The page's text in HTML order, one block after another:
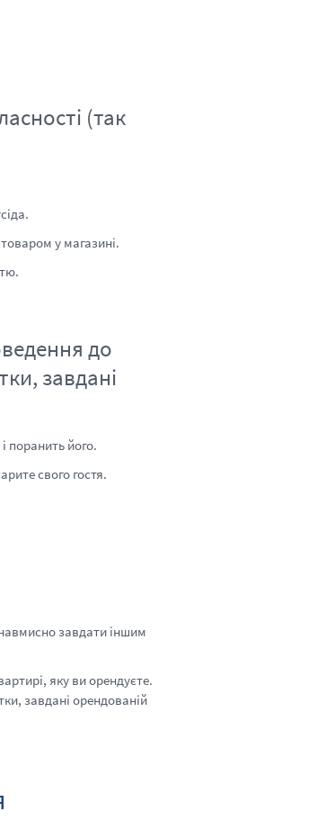
(так
у магазині.
до
завдані
поранить його.
свого гостя.
завдати іншим
яку ви орендуєте.
завдані орендованій